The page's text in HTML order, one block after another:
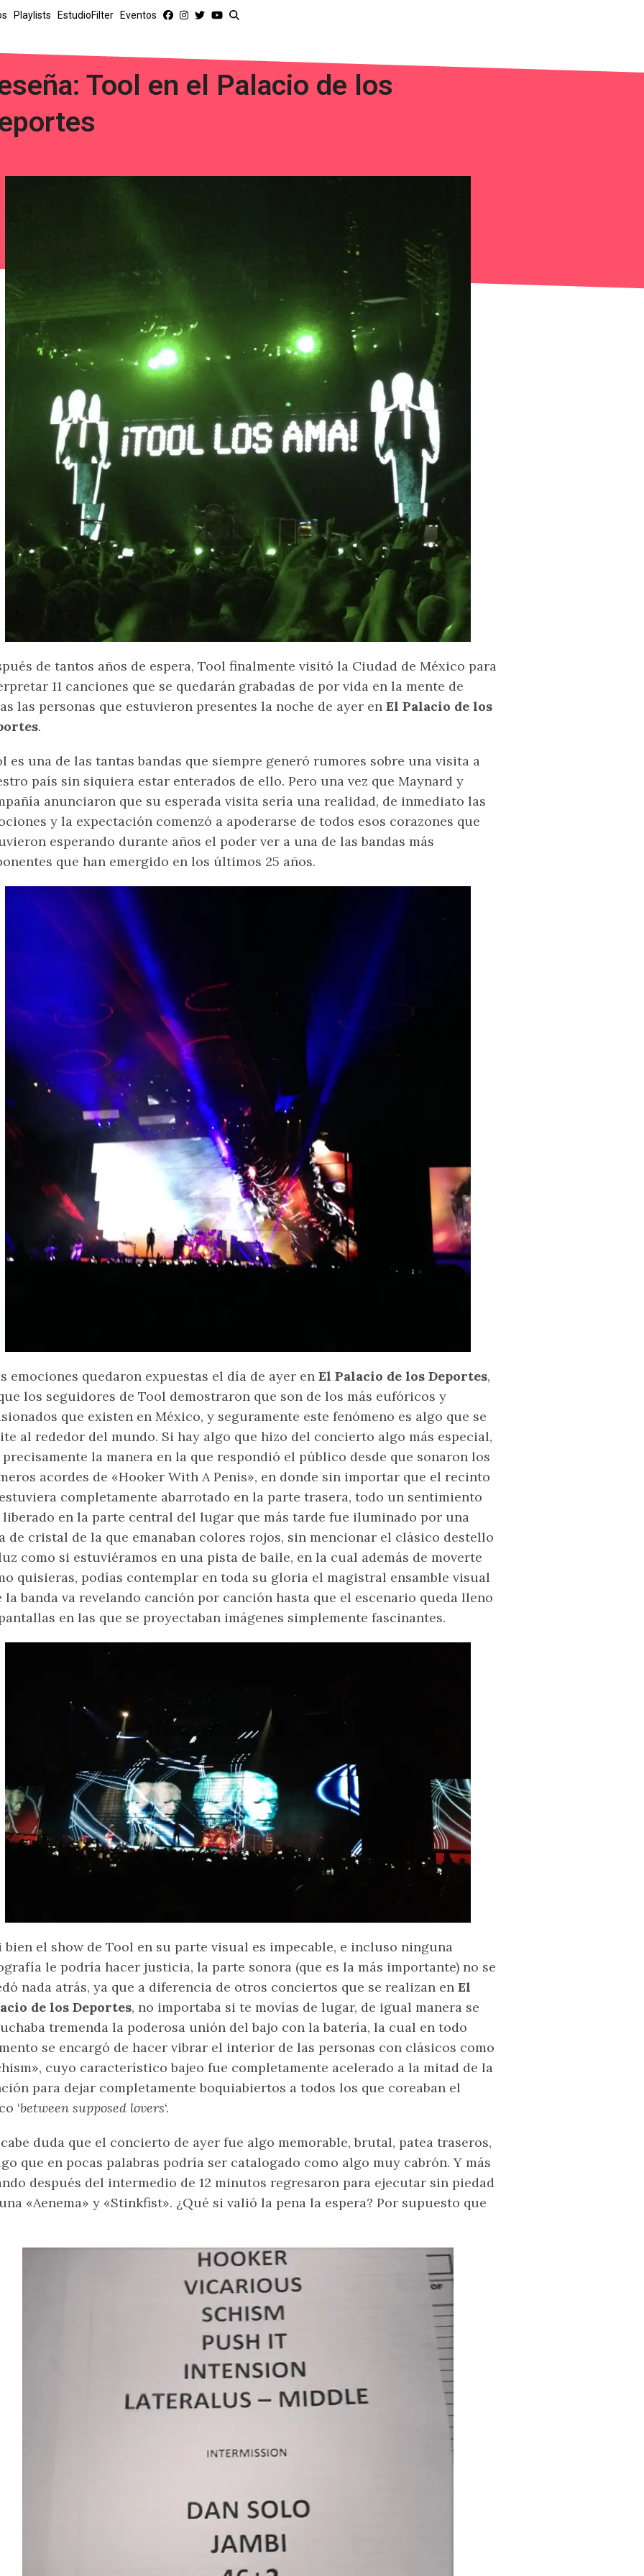
Playlists EstudioFilter Eventos
Tool en el Palacio de los
de tantos años de espera, Tool finalmente visitó la Ciudad de México para
11 canciones que se quedarán grabadas de por vida en la mente de
las personas que estuvieron presentes la noche de ayer en El Palacio de los
.
es una de las tantas bandas que siempre generó rumores sobre una visita a
país sin siquiera estar enterados de ello. Pero una vez que Maynard y
anunciaron que su esperada visita sería una realidad, de inmediato las
y la expectación comenzó a apoderarse de todos esos corazones que
esperando durante años el poder ver a una de las bandas más
que han emergido en los últimos 25 años.
emociones quedaron expuestas el día de ayer en El Palacio de los Deportes,
los seguidores de Tool demostraron que son de los más eufóricos y
que existen en México, y seguramente este fenómeno es algo que se
al rededor del mundo. Si hay algo que hizo del concierto algo más especial,
la manera en la que respondió el público desde que sonaron los
acordes de «Hooker With A Penis», en donde sin importar que el recinto
completamente abarrotado en la parte trasera, todo un sentimiento
en la parte central del lugar que más tarde fue iluminado por una
de cristal de la que emanaban colores rojos, sin mencionar el clásico destello
como si estuviéramos en una pista de baile, en la cual además de moverte
quisieras, podías contemplar en toda su gloria el magistral ensamble visual
la banda va revelando canción por canción hasta que el escenario queda lleno
en las que se proyectaban imágenes simplemente fascinantes.
bien el show de Tool en su parte visual es impecable, e incluso ninguna
le podría hacer justicia, la parte sonora (que es la más importante) no se
nada atrás, ya que a diferencia de otros conciertos que se realizan en El
de los Deportes, no importaba si te movías de lugar, de igual manera se
tremenda la poderosa unión del bajo con la batería, la cual en todo
se encargó de hacer vibrar el interior de las personas con clásicos como
cuyo característico bajeo fue completamente acelerado a la mitad de la
para dejar completamente boquiabiertos a todos los que coreaban el
‘between supposed lovers‘.
duda que el concierto de ayer fue algo memorable, brutal, patea traseros,
que en pocas palabras podría ser catalogado como algo muy cabrón. Y más
después del intermedio de 12 minutos regresaron para ejecutar sin piedad
«Aenema» y «Stinkfist». ¿Qué si valió la pena la espera? Por supuesto que